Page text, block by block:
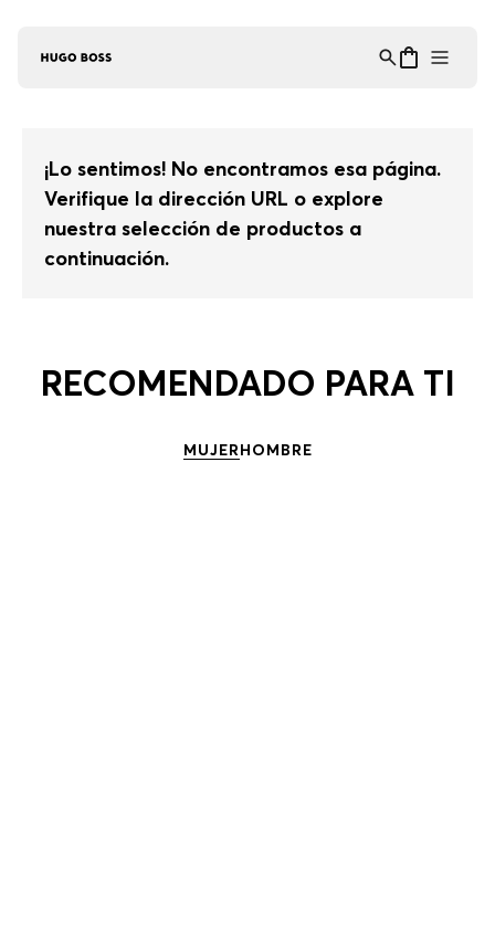
¡Lo sentimos! No encontramos esa página.
Verifique la dirección URL o explore
nuestra selección de productos a
continuación.
RECOMENDADO PARA TI
MUJERHOMBRE
Asistente Virtual
en línea ⋮